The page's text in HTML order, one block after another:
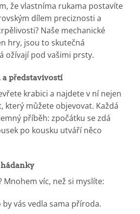
že vlastníma rukama postavíte
dílem preciznosti a
Naše mechanické
hry, jsou to skutečná
ožívají pod vašimi prsty.
a představivostí
krabici a najdete v ní nejen
který můžete objevovat. Každá
příběh: zpočátku se zdá
po kousku utváří něco
Mnohem víc, než si myslíte:
vás vedla sama příroda.